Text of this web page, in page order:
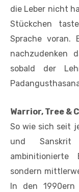
die Leber nicht
Stückchen
Sprache voran.
nachzudenken
sobald der
Warrior, Tree &
So wie sich seit
und Sanskrit
sondern
In den